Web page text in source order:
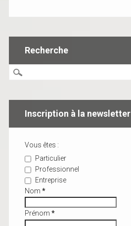
Recherche
Inscription à la newsletter
Vous êtes :
Particulier
Professionnel
Entreprise
Nom *
Prénom *